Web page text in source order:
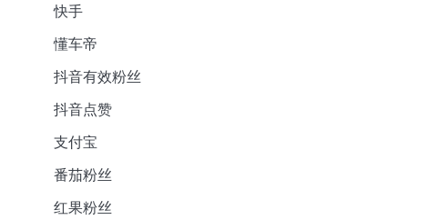
快手
懂车帝
抖音有效粉丝
抖音点赞
支付宝
番茄粉丝
红果粉丝